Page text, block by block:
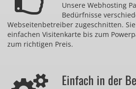
Unsere Webhosting
Bedürfnisse
Webseitenbetreiber zugeschnitten.
einfachen Visitenkarte bis zum
zum richtigen Preis.
Einfach in der